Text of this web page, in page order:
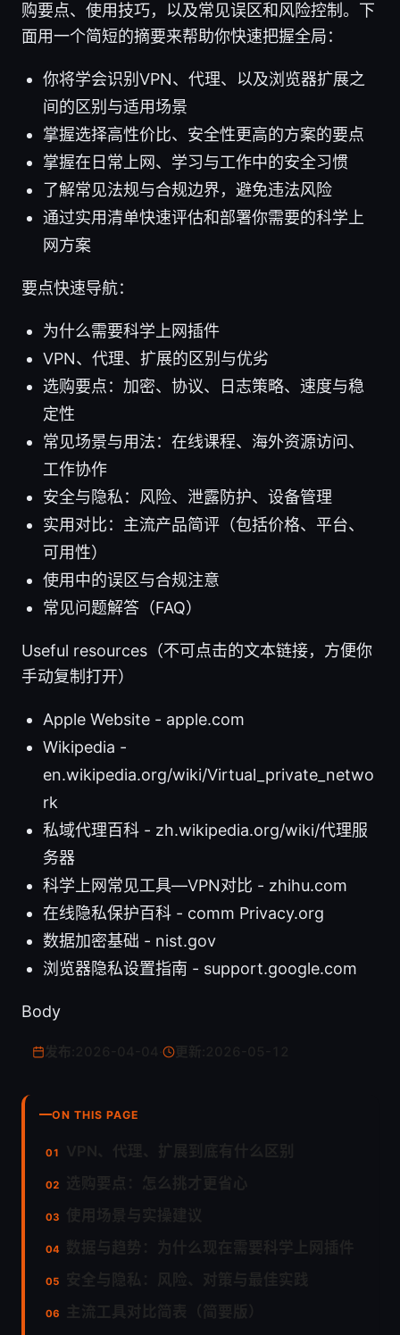
购要点、使用技巧，以及常见误区和风险控制。下
面用一个简短的摘要来帮助你快速把握全局：
你将学会识别VPN、代理、以及浏览器扩展之
间的区别与适用场景
掌握选择高性价比、安全性更高的方案的要点
掌握在日常上网、学习与工作中的安全习惯
了解常见法规与合规边界，避免违法风险
通过实用清单快速评估和部署你需要的科学上
网方案
要点快速导航：
为什么需要科学上网插件
VPN、代理、扩展的区别与优劣
选购要点：加密、协议、日志策略、速度与稳
定性
常见场景与用法：在线课程、海外资源访问、
工作协作
安全与隐私：风险、泄露防护、设备管理
实用对比：主流产品简评（包括价格、平台、
可用性）
使用中的误区与合规注意
常见问题解答（FAQ）
Useful resources（不可点击的文本链接，方便你
手动复制打开）
Apple Website - apple.com
Wikipedia -
en.wikipedia.org/wiki/Virtual_private_netwo
rk
私域代理百科 - zh.wikipedia.org/wiki/代理服
务器
科学上网常见工具—VPN对比 - zhihu.com
在线隐私保护百科 - comm Privacy.org
数据加密基础 - nist.gov
浏览器隐私设置指南 - support.google.com
Body
更新:
ON THIS PAGE